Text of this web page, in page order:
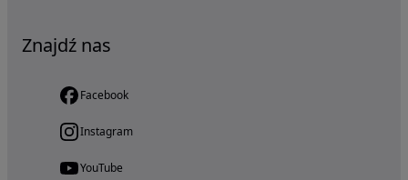
Znajdź nas
Facebook
Instagram
YouTube